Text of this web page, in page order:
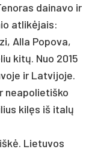
dainavo ir
atlikėjais:
Alla Popova,
kitų. Nuo 2015
ir Latvijoje.
neapolietiško
kilęs iš italų
Lietuvos